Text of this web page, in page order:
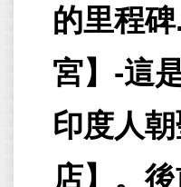
的里程
宮】-這
印度人
店】。